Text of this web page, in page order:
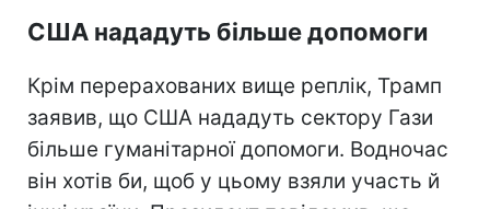
США нададуть більше допомоги
Крім перерахованих вище реплік, Трамп
заявив, що США нададуть сектору Гази
більше гуманітарної допомоги. Водночас
він хотів би, щоб у цьому взяли участь й